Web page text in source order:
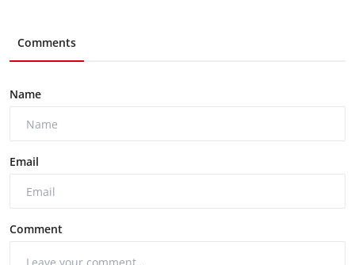
Comments
Name
Email
Comment